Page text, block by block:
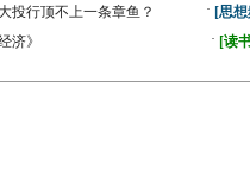
投行顶不上一条章鱼？ · [思
济》 · [读